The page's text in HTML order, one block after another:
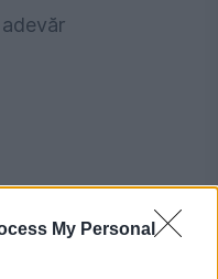
My Personal